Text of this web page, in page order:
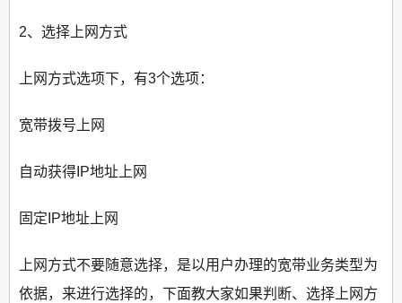
2、选择上网方式
上网方式选项下，有3个选项：
宽带拨号上网
自动获得IP地址上网
固定IP地址上网
上网方式不要随意选择，是以用户办理的宽带业务类型为
依据，来进行选择的，下面教大家如果判断、选择上网方